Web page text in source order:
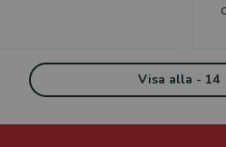
Visa alla - 14